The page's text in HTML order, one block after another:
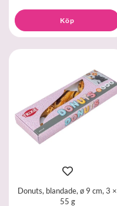
Köp
Donuts, blandade, ø 9 cm, 3 ×
55 g